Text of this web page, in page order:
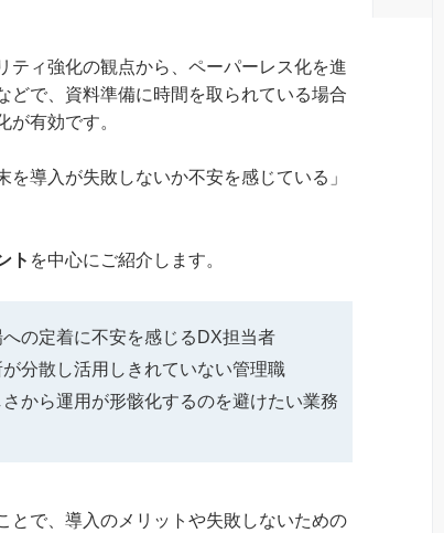
ティ強化の観点から、ペーパーレス化を進
どで、資料準備に時間を取られている場合
有効です。
導入が失敗しないか不安を感じている」
ト を中心にご紹介します。
の定着に不安を感じるDX担当者
分散し活用しきれていない管理職
から運用が形骸化するのを避けたい業務
とで、導入のメリットや失敗しないための